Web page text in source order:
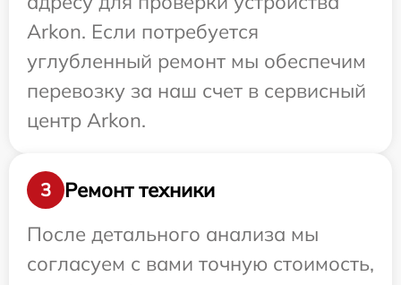
Arkon. Если потребуется
углубленный ремонт мы обеспечим
перевозку за наш счет в сервисный
центр Arkon.
3
Ремонт техники
После детального анализа мы
согласуем с вами точную стоимость,